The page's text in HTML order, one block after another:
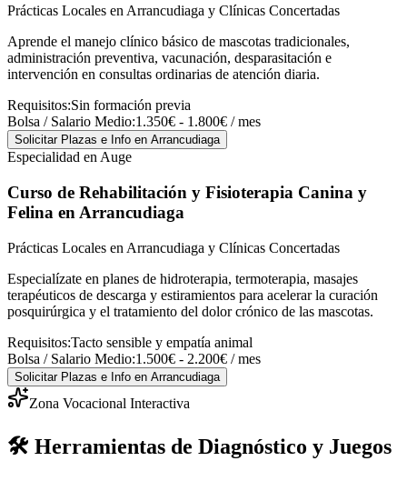
Prácticas Locales en Arrancudiaga y Clínicas Concertadas
Aprende el manejo clínico básico de mascotas tradicionales,
administración preventiva, vacunación, desparasitación e
intervención en consultas ordinarias de atención diaria.
Requisitos:Sin formación previa
Bolsa / Salario Medio:1.350€ - 1.800€ / mes
Solicitar Plazas e Info en Arrancudiaga
Especialidad en Auge
Curso de Rehabilitación y Fisioterapia Canina y
Felina en Arrancudiaga
Prácticas Locales en Arrancudiaga y Clínicas Concertadas
Especialízate en planes de hidroterapia, termoterapia, masajes
terapéuticos de descarga y estiramientos para acelerar la curación
posquirúrgica y el tratamiento del dolor crónico de las mascotas.
Requisitos:Tacto sensible y empatía animal
Bolsa / Salario Medio:1.500€ - 2.200€ / mes
Solicitar Plazas e Info en Arrancudiaga
Zona Vocacional Interactiva
🛠️ Herramientas de Diagnóstico y Juegos